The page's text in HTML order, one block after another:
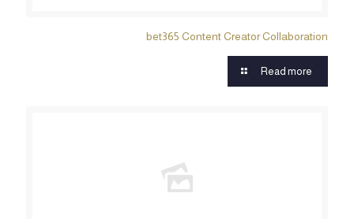
bet365 Content Creator Collaboration
Read more